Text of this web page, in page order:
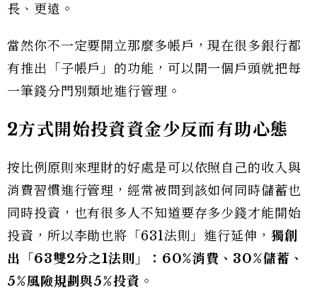
長、更遠。
當然你不一定要開立那麼多帳戶，現在很多銀行都
有推出「子帳戶」的功能，可以開一個戶頭就把每
一筆錢分門別類地進行管理。
2方式開始投資資金少反而有助心態
按比例原則來理財的好處是可以依照自己的收入與
消費習慣進行管理，經常被問到該如何同時儲蓄也
同時投資，也有很多人不知道要存多少錢才能開始
投資，所以李勛也將「631法則」進行延伸， 獨創
出「63雙2分之1法則」：60%消費、30%儲蓄、
5%風險規劃與5%投資 。